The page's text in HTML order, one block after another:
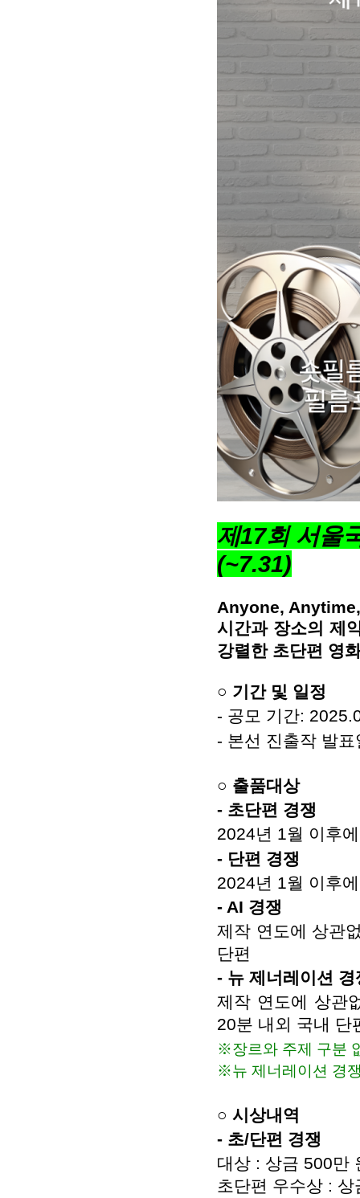
제17회 서울
(~7.31)
Anyone,
시간과 장소의 제
강렬한 초단편 영
○ 기간 및 일정
- 공모 기간:
- 본선 진출작 발
○ 출품대상
- 초단편 경쟁
2024년 1월 이후
- 단편 경쟁
2024년 1월 이후
- AI 경쟁
제작 연도에 상관
단편
- 뉴 제너레이션 경
제작 연도에 상관
20분 내외 국내 단
※장르와 주제 구분
※뉴 제너레이션 경
○ 시상내역
- 초/단편 경쟁
대상 : 상금 500만
초단편 우수상 :